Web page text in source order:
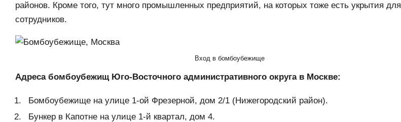
районов. Кроме того, тут много промышленных предприятий, на которых тоже есть укрытия для
сотрудников.
Вход в бомбоубежище
Адреса бомбоубежищ Юго-Восточного административного округа в Москве:
Бомбоубежище на улице 1-ой Фрезерной, дом 2/1 (Нижегородский район).
Бункер в Капотне на улице 1-й квартал, дом 4.